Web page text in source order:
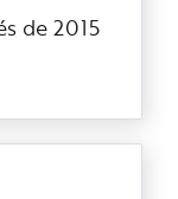
de 2015